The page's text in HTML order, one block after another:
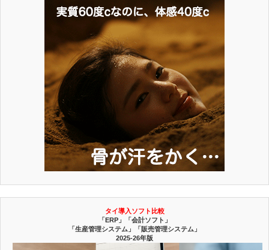
タイ導入ソフト比較
「ERP」「会計ソフト」
「生産管理システム」「販売管理システム」
2025-26年版